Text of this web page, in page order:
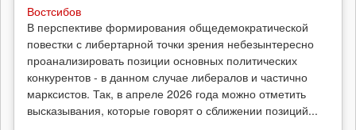
Востсибов
В перспективе формирования общедемократической
повестки с либертарной точки зрения небезынтересно
проанализировать позиции основных политических
конкурентов - в данном случае либералов и частично
марксистов. Так, в апреле 2026 года можно отметить
высказывания, которые говорят о сближении позиций...